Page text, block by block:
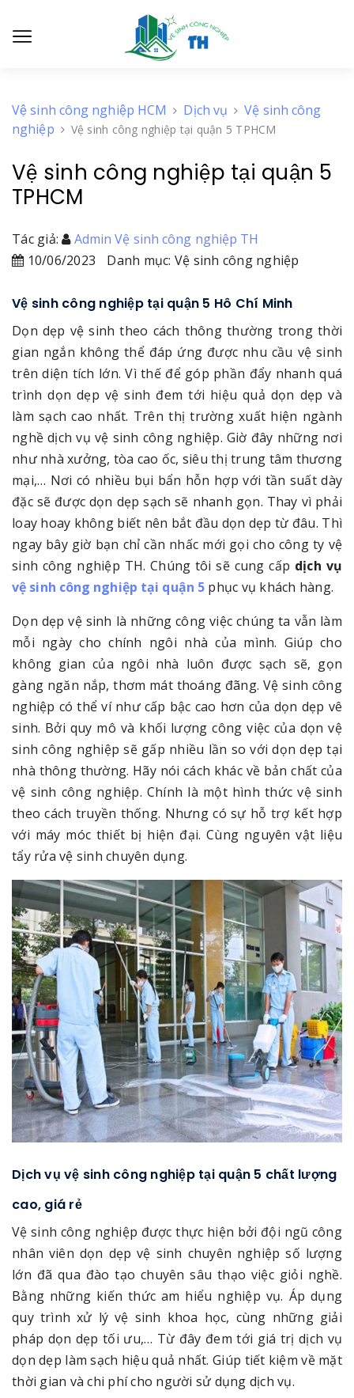
Vệ sinh công nghiệp HCM Dịch vụ
Vệ sinh công
nghiệp
Vệ sinh công nghiệp tại quận 5 TPHCM
Vệ sinh công nghiệp tại quận 5
TPHCM
Tác giả:
Admin Vệ sinh công nghiệp TH
10/06/2023
Danh mục: Vệ sinh công nghiệp
Vệ sinh công nghiệp tại quận 5 Hô Chí Minh
Dọn dẹp vệ sinh theo cách thông thường trong thời
gian ngắn không thể đáp ứng được nhu cầu vệ sinh
trên diện tích lớn. Vì thế để góp phần đẩy nhanh quá
trình dọn dẹp vệ sinh đem tới hiệu quả dọn dẹp và
làm sạch cao nhất. Trên thị trường xuất hiện ngành
nghề dịch vụ vệ sinh công nghiệp. Giờ đây những nơi
như nhà xưởng, tòa cao ốc, siêu thị trung tâm thương
mại,… Nơi có nhiều bụi bẩn hỗn hợp với tần suất dày
đặc sẽ được dọn dẹp sạch sẽ nhanh gọn. Thay vì phải
loay hoay không biết nên bắt đầu dọn dẹp từ đâu. Thì
ngay bây giờ bạn chỉ cần nhấc mới gọi cho công ty vệ
sinh công nghiệp TH. Chúng tôi sẽ cung cấp dịch vụ
vệ sinh công nghiệp tại quận 5 phục vụ khách hàng.
Dọn dẹp vệ sinh là những công việc chúng ta vẫn làm
mỗi ngày cho chính ngôi nhà của mình. Giúp cho
không gian của ngôi nhà luôn được sạch sẽ, gọn
gàng ngăn nắp, thơm mát thoáng đãng. Vệ sinh công
nghiệp có thể ví như cấp bậc cao hơn của dọn dẹp vê
sinh. Bởi quy mô và khối lượng công việc của dọn vệ
sinh công nghiệp sẽ gấp nhiều lần so với dọn dẹp tại
nhà thông thường. Hãy nói cách khác về bản chất của
vệ sinh công nghiệp. Chính là một hình thức vệ sinh
theo cách truyền thống. Nhưng có sự hỗ trợ kết hợp
với máy móc thiết bị hiện đại. Cùng nguyên vật liệu
tẩy rửa vệ sinh chuyên dụng.
Dịch vụ vệ sinh công nghiệp tại quận 5 chất lượng
cao, giá rẻ
Vệ sinh công nghiệp được thực hiện bởi đội ngũ công
nhân viên dọn dẹp vệ sinh chuyên nghiệp số lượng
lớn đã qua đào tạo chuyên sâu thạo việc giỏi nghề.
Bằng những kiến thức am hiểu nghiệp vụ. Áp dụng
quy trình xử lý vệ sinh khoa học, cùng những giải
pháp dọn dẹp tối ưu,… Từ đây đem tới giá trị dịch vụ
dọn dẹp làm sạch hiệu quả nhất. Giúp tiết kiệm về mặt
thời gian và chi phí cho người sử dụng dịch vụ.